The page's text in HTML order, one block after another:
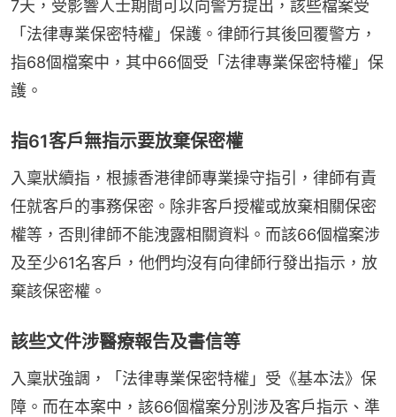
7天，受影響人士期間可以向警方提出，該些檔案受
「法律專業保密特權」保護。律師行其後回覆警方，
指68個檔案中，其中66個受「法律專業保密特權」保
護。
指61客戶無指示要放棄保密權
入稟狀續指，根據香港律師專業操守指引，律師有責
任就客戶的事務保密。除非客戶授權或放棄相關保密
權等，否則律師不能洩露相關資料。而該66個檔案涉
及至少61名客戶，他們均沒有向律師行發出指示，放
棄該保密權。
該些文件涉醫療報告及書信等
入稟狀強調，「法律專業保密特權」受《基本法》保
障。而在本案中，該66個檔案分別涉及客戶指示、準